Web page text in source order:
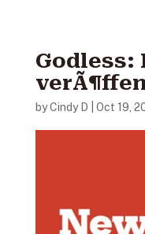
Godless:
byCindy D Oct 19,